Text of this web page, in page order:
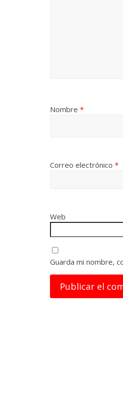
Nombre *
Correo electrónico *
Web
Guarda mi nombre,